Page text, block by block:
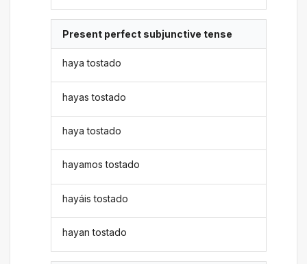
Present perfect subjunctive tense
haya tostado
hayas tostado
haya tostado
hayamos tostado
hayáis tostado
hayan tostado